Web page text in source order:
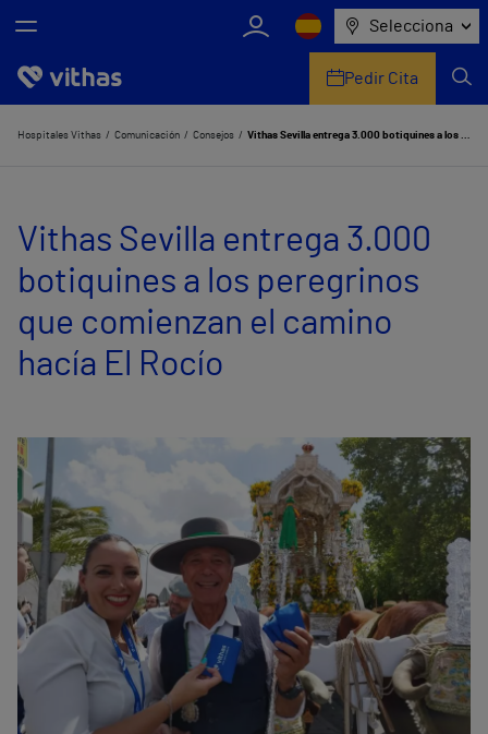
Selecciona
Nosotros
Servicios de salud
Equipo médico y asistencial
Información útil
Pedir Cita
Hospitales Vithas Comunicación Consejos Vithas Sevilla entrega 3.000 botiquines a los peregrinos que comienzan el camino hacía El Rocío
Vithas Sevilla entrega 3.000
botiquines a los peregrinos
que comienzan el camino
hacía El Rocío